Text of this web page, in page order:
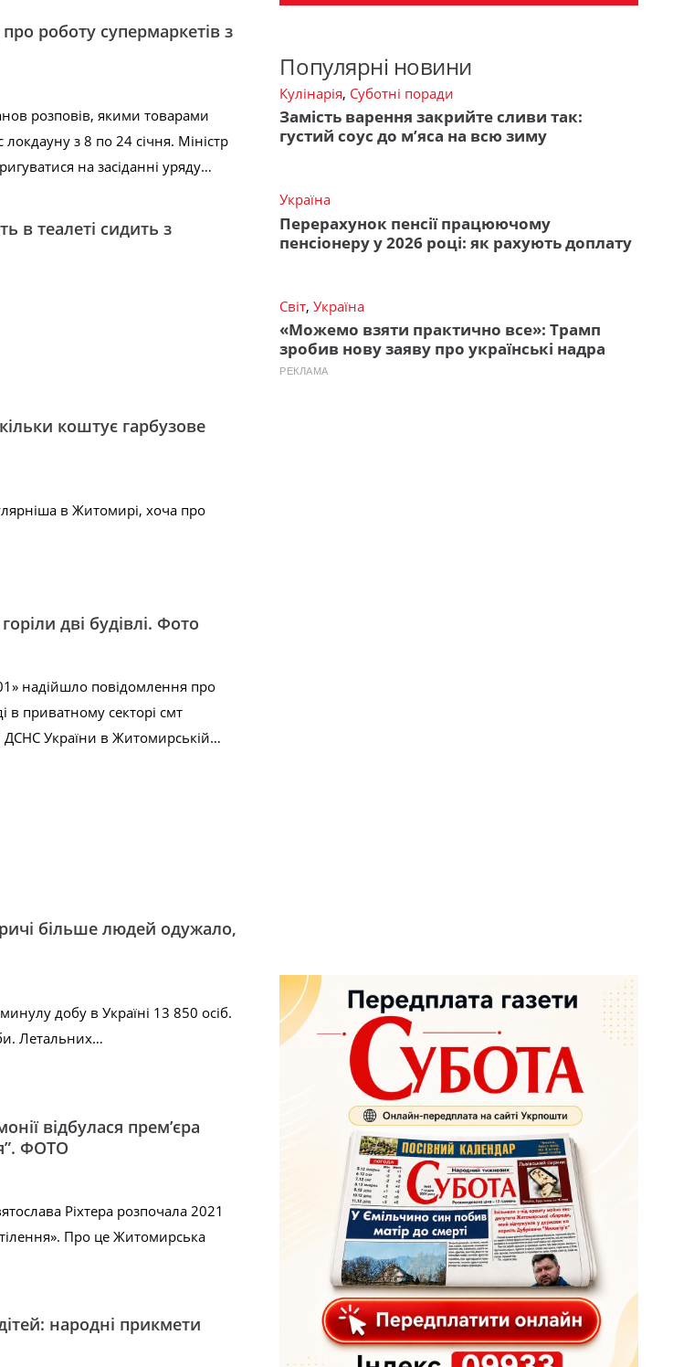
роботу супермаркетів з
розповів, якими товарами
з 8 по 24 січня. Міністр
на засіданні уряду…
в теалеті сидить з
коштує гарбузове
в Житомирі, хоча про
дві будівлі. Фото
надійшло повідомлення про
в приватному секторі смт
ДСНС України в Житомирській…
більше людей одужало,
добу в Україні 13 850 осіб.
Летальних…
відбулася прем’єра
ФОТО
Ріхтера розпочала 2021
Про це Житомирська
народні прикмети
Популярні новини
Кулінарія, Суботні поради
Замість варення закрийте сливи так:
густий соус до м’яса на всю зиму
Україна
Перерахунок пенсії працюючому
пенсіонеру у 2026 році: як рахують доплату
Світ,Україна
«Можемо взяти практично все»: Трамп
зробив нову заяву про українські надра
РЕКЛАМА